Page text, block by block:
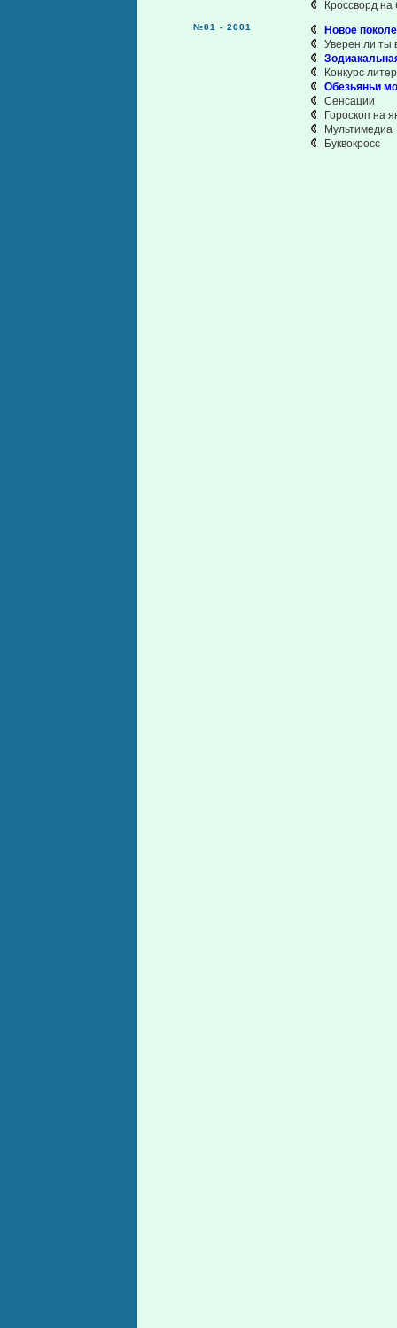
Кроссворд на
№01 - 2001
Новое
Уверен ли ты
Конкурс
Обезьяньи
Сенсации
Гороскоп на
Мультимедиа
Буквокросс